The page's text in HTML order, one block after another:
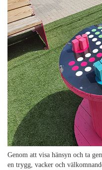
Genom att visa hänsyn och ta
en trygg, vacker och